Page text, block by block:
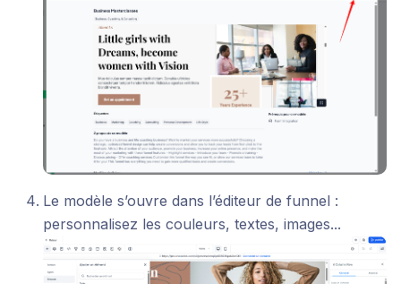
Le modèle s’ouvre dans l’éditeur de funnel :
personnalisez les couleurs, textes, images...